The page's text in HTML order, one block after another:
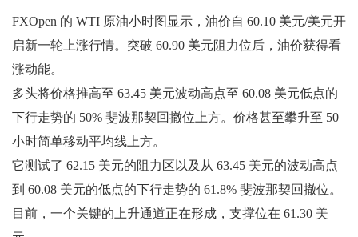
FXOpen 的 WTI 原油小时图显示，油价自 60.10 美元/美元开
启新一轮上涨行情。突破 60.90 美元阻力位后，油价获得看
涨动能。
多头将价格推高至 63.45 美元波动高点至 60.08 美元低点的
下行走势的 50% 斐波那契回撤位上方。价格甚至攀升至 50
小时简单移动平均线上方。
它测试了 62.15 美元的阻力区以及从 63.45 美元的波动高点
到 60.08 美元的低点的下行走势的 61.8% 斐波那契回撤位。
目前，一个关键的上升通道正在形成，支撑位在 61.30 美